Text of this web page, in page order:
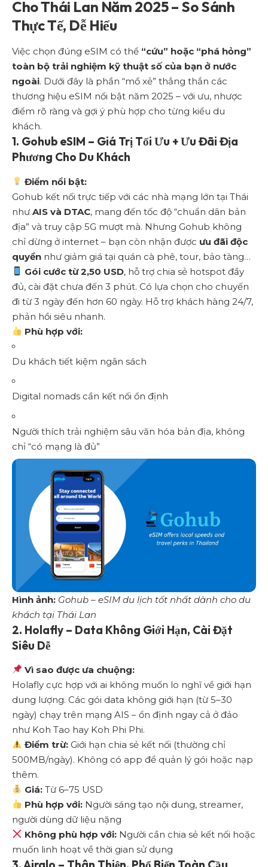
Cho Thái Lan Năm 2025 – So Sánh
Thực Tế, Dễ Hiểu
Việc chọn đúng eSIM có thể “cứu” hoặc “phá hỏng”
toàn bộ trải nghiệm kỹ thuật số của bạn ở nước
ngoài. Dưới đây là phần “mổ xẻ” thẳng thắn các
thương hiệu eSIM nổi bật năm 2025 – với ưu, nhược
điểm rõ ràng và gợi ý phù hợp cho từng kiểu du
khách.
1. Gohub eSIM – Giá Trị Tối Ưu + Ưu Đãi Địa
Phương Cho Du Khách
Điểm nổi bật:
Gohub kết nối trực tiếp với các nhà mạng lớn tại Thái
như AIS và DTAC, mang đến tốc độ “chuẩn dân bản
địa” và truy cập 5G mượt mà. Nhưng Gohub không
chỉ dừng ở internet – bạn còn nhận được ưu đãi độc
quyền như giảm giá tại quán cà phê, tour, bảo tàng…
Gói cước từ 2,50 USD, hỗ trợ chia sẻ hotspot đầy
đủ, cài đặt chưa đến 3 phút. Có lựa chọn cho chuyến
đi từ 3 ngày đến hơn 60 ngày. Hỗ trợ khách hàng 24/7,
phản hồi siêu nhanh.
Phù hợp với:
Du khách tiết kiệm ngân sách
Digital nomads cần kết nối ổn định
Người thích trải nghiệm sâu văn hóa bản địa, không
chỉ “có mạng là đủ”
Hình ảnh: Gohub – eSIM du lịch tốt nhất dành cho du
khách tại Thái Lan
2. Holafly – Data Không Giới Hạn, Cài Đặt
Siêu Dễ
Vì sao được ưa chuộng:
Holafly cực hợp với ai không muốn lo nghĩ về giới hạn
dung lượng. Các gói data không giới hạn (từ 5–30
ngày) chạy trên mạng AIS – ổn định ngay cả ở đảo
như Koh Tao hay Koh Phi Phi.
Điểm trừ: Giới hạn chia sẻ kết nối (thường chỉ
500MB/ngày). Không có app để quản lý gói hoặc nạp
thêm.
Giá: Từ 6–75 USD
Phù hợp với: Người sáng tạo nội dung, streamer,
người dùng dữ liệu nặng
Không phù hợp với: Người cần chia sẻ kết nối hoặc
muốn linh hoạt về thời gian sử dụng